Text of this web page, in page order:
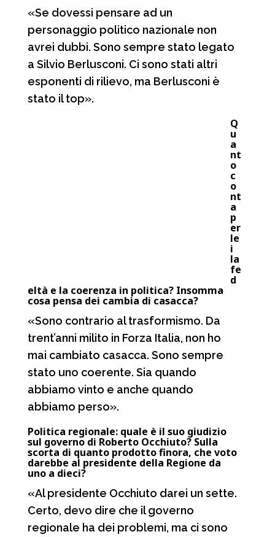
«Se dovessi pensare ad un
personaggio politico nazionale non
avrei dubbi. Sono sempre stato legato
a Silvio Berlusconi. Ci sono stati altri
esponenti di rilievo, ma Berlusconi è
stato il top».
Q
u
a
nt
o
c
o
nt
a
p
er
le
i
la
fe
d
eltà e la coerenza in politica? Insomma
cosa pensa dei cambia di casacca?
«Sono contrario al trasformismo. Da
trent’anni milito in Forza Italia, non ho
mai cambiato casacca. Sono sempre
stato uno coerente. Sia quando
abbiamo vinto e anche quando
abbiamo perso».
Politica regionale: quale è il suo giudizio
sul governo di Roberto Occhiuto? Sulla
scorta di quanto prodotto finora, che voto
darebbe al presidente della Regione da
uno a dieci?
«Al presidente Occhiuto darei un sette.
Certo, devo dire che il governo
regionale ha dei problemi, ma ci sono